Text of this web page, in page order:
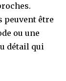
peuvent être
ou une
détail qui